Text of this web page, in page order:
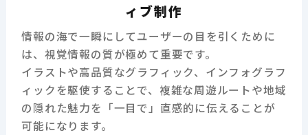
ィブ制作
情報の海で一瞬にしてユーザーの目を引くために
は、視覚情報の質が極めて重要です。
イラストや高品質なグラフィック、インフォグラフ
ィックを駆使することで、複雑な周遊ルートや地域
の隠れた魅力を「一目で」直感的に伝えることが
可能になります。